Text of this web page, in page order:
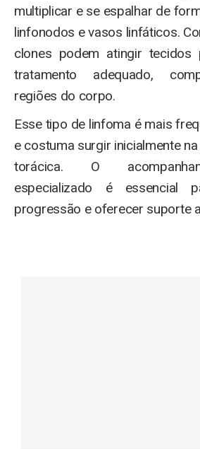
multiplicar e se espalhar de
linfonodos e vasos linfáticos.
clones podem atingir tecidos
tratamento adequado,
regiões do corpo.
Esse tipo de linfoma é mais
e costuma surgir inicialmente
torácica. O
especializado é essencial
progressão e oferecer suporte